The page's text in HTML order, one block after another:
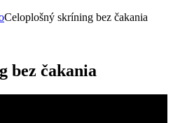
Celoplošný skríning bez čakania
bez čakania